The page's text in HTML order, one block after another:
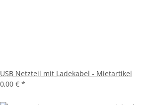
USB Netzteil mit Ladekabel - Mietartikel
0,00 € *